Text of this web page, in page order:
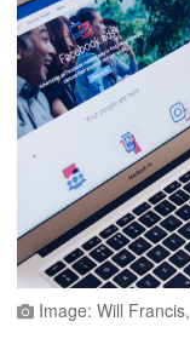
Image: Will